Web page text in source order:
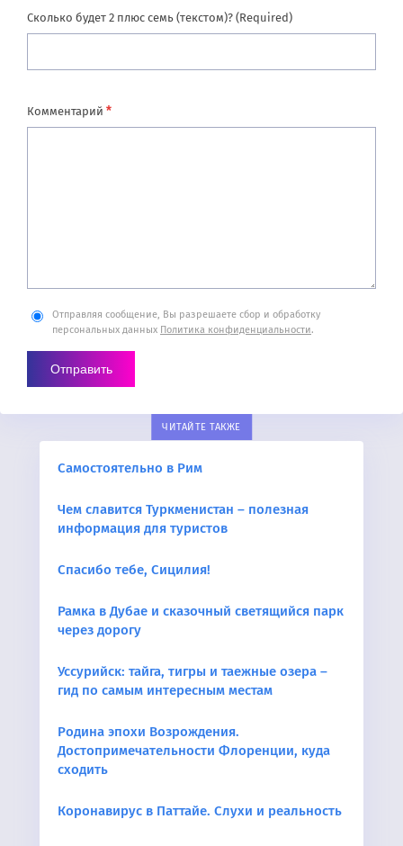
Сколько будет 2 плюс семь (текстом)? (Required)
Комментарий *
Отправляя сообщение, Вы разрешаете сбор и обработку
персональных данных Политика конфиденциальности.
ЧИТАЙТЕ ТАКЖЕ
Самостоятельно в Рим
Чем славится Туркменистан – полезная
информация для туристов
Спасибо тебе, Сицилия!
Рамка в Дубае и сказочный светящийся парк
через дорогу
Уссурийск: тайга, тигры и таежные озера –
гид по самым интересным местам
Родина эпохи Возрождения.
Достопримечательности Флоренции, куда
сходить
Коронавирус в Паттайе. Слухи и реальность